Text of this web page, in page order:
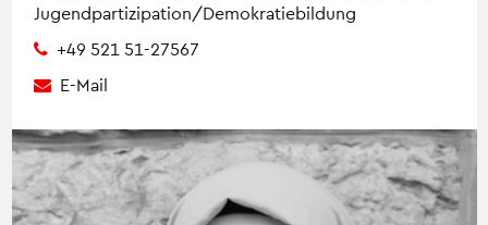
Jugendpartizipation/Demokratiebildung
+49 521 51-27567
E-Mail